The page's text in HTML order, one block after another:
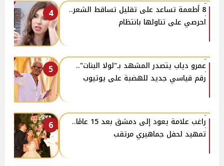
4
8 أطعمة تساعد على تقليل تساقط الشعر..
احرصي على تناولها بانتظام
5
عمرو دياب يتصدر المشهد بـ"لولا البنات"..
رقم قياسي جديد للهضبة على يوتيوب
6
راغب علامة يعود إلى دمشق بعد 15 عامًا..
تمهيد لحفل جماهيري مرتقب